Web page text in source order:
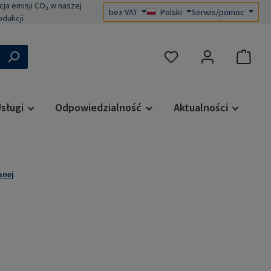
emisji CO₂ w naszej
bez VAT Polski Serwis/pomoc
Masz 0 przedmioty na
Odpowiedzialność Aktualności